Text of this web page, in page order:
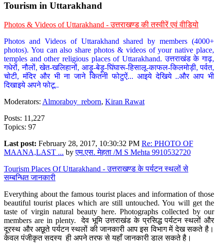
Tourism in Uttarakhand
Photos & Videos of Uttarakhand - उत्तराखण्ड की तस्वीरें एवं वीडियो
Photos and Videos of Uttarakhand shared by members (4000+
photos). You can also share photos & videos of your native place,
temples and other religious places of Uttarakhand. उत्तराखंड के गाढ़,
गधेरों, नौलों, खेत-खलिहानों, आड़ू-बेड़ू-घिंघारू-हिसालू-काफल-किलमोड़ी, पर्वत,
चोटी, मंदिर और भी ना जाने कितनी फोटुऐं... आइये देखिये ..और आप भी
दिखाइये अपने फोटू..
Moderators: Almoraboy_reborn, Kiran Rawat
Posts: 11,227
Topics: 97
Last post: February 28, 2017, 10:30:32 PM Re: PHOTO OF
MAANA,LAST ... byएम.एस. मेहता /M S Mehta 9910532720
Tourism Places Of Uttarakhand - उत्तराखण्ड के पर्यटन स्थलों से
सम्बन्धित जानकारी
Everything about the famous tourist places and information of those
beautiful tourist places which are still untouched. You will get the
taste of virgin natural beauty here. Photographs collected by our
members are in plenty. देव भूमि उत्तराखंड के प्रसिद्ध पर्यटन स्थलों और
दूरस्थ और अछूते पर्यटन स्थलों की जानकारी आप इस विभाग में देख सकते है।
केवल पंजीकृत सदस्य ही अपने तरफ से यहाँ जानकारी डाल सकते है।